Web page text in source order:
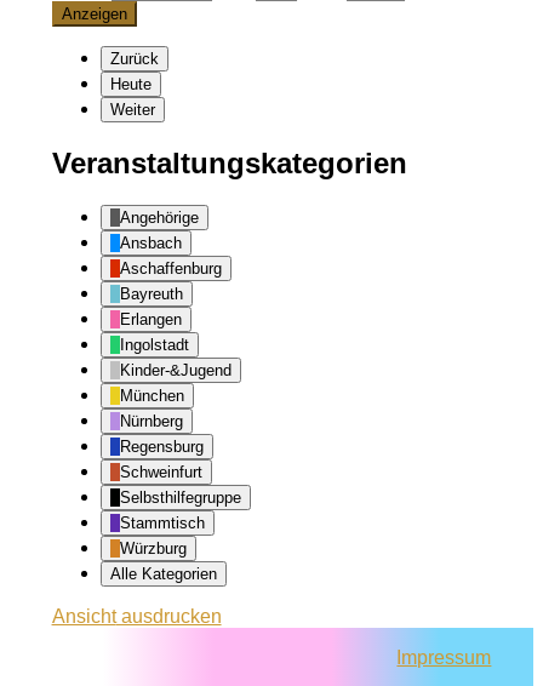
Zurück
Heute
Weiter
Veranstaltungskategorien
Angehörige
Ansbach
Aschaffenburg
Bayreuth
Erlangen
Ingolstadt
Kinder-&Jugend
München
Nürnberg
Regensburg
Schweinfurt
Selbsthilfegruppe
Stammtisch
Würzburg
Alle Kategorien
Ansichtausdrucken
Impressum